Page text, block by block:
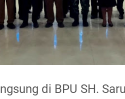
di BPU SH.